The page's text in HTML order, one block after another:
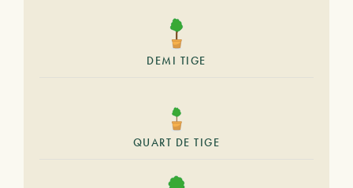
DEMI TIGE
QUART DE TIGE